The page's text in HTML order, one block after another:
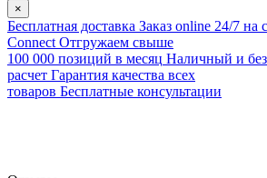
×
Бесплатная доставка Заказ online 24/7 на
Connect Отгружаем свыше
100 000 позиций в месяц Наличный и
расчет Гарантия качества всех
товаров Бесплатные консультации